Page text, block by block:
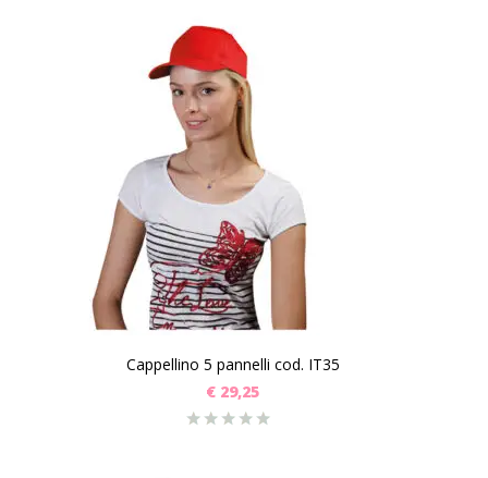
Cappellino 5 pannelli cod. IT35
€ 29,25